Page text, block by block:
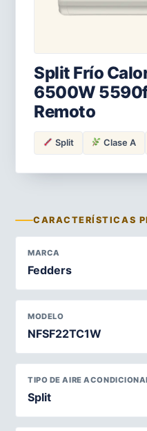
Split Frío
6500W
Remoto
Split Clase A
CARACTERÍSTICAS
MARCA
Fedders
MODELO
NFSF22TC1W
TIPO DE AIRE
Split